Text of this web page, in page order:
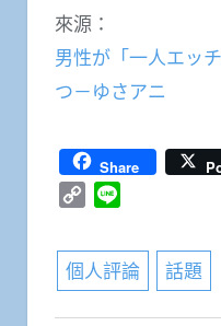
來源：
男性が「一人エッ
つ－ゆさアニ
Share
Copy
個人評論 話題